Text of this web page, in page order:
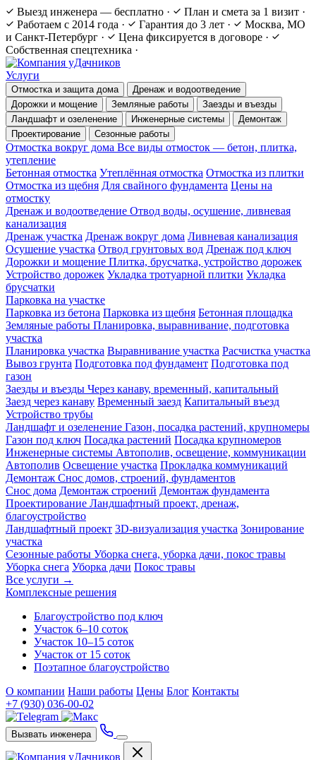
Выезд инженера — бесплатно · План и смета за 1 визит ·
Работаем с 2014 года · Гарантия до 3 лет ·
Москва, МО
и Санкт-Петербург · Цена фиксируется в договоре ·
Собственная спецтехника ·
Услуги
Отмостка и защита дома
Дренаж и водоотведение
Дорожки и мощение
Земляные работы
Заезды и въезды
Ландшафт и озеленение
Инженерные системы
Демонтаж
Проектирование
Сезонные работы
Отмостка вокруг дома Все виды отмосток — бетон, плитка,
утепление
Бетонная отмостка Утеплённая отмостка Отмостка из плитки
Отмостка из щебня Для свайного фундамента Цены на
отмостку
Дренаж и водоотведение Отвод воды, осушение, ливневая
канализация
Дренаж участка Дренаж вокруг дома Ливневая канализация
Осушение участка Отвод грунтовых вод Дренаж под ключ
Дорожки и мощение Плитка, брусчатка, устройство дорожек
Устройство дорожек Укладка тротуарной плитки Укладка
брусчатки
Парковка на участке
Парковка из бетона Парковка из щебня Бетонная площадка
Земляные работы Планировка, выравнивание, подготовка
участка
Планировка участка Выравнивание участка Расчистка участка
Вывоз грунта Подготовка под фундамент Подготовка под
газон
Заезды и въезды Через канаву, временный, капитальный
Заезд через канаву Временный заезд Капитальный въезд
Устройство трубы
Ландшафт и озеленение Газон, посадка растений, крупномеры
Газон под ключ Посадка растений Посадка крупномеров
Инженерные системы Автополив, освещение, коммуникации
Автополив Освещение участка Прокладка коммуникаций
Демонтаж Снос домов, строений, фундаментов
Снос дома Демонтаж строений Демонтаж фундамента
Проектирование Ландшафтный проект, дренаж,
благоустройство
Ландшафтный проект 3D-визуализация участка Зонирование
участка
Сезонные работы Уборка снега, уборка дачи, покос травы
Уборка снега Уборка дачи Покос травы
Все услуги →
Комплексные решения
Благоустройство под ключ
Участок 6–10 соток
Участок 10–15 соток
Участок от 15 соток
Поэтапное благоустройство
О компании Наши работы Цены Блог Контакты
+7 (930) 036-00-02
Вызвать инженера